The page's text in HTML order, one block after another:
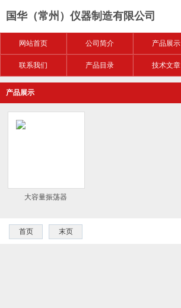
国华（常州）仪器制造有限公司
网站首页 公司简介 产品展示
联系我们 产品目录 技术文章
产品展示
大容量振荡器
首页 末页